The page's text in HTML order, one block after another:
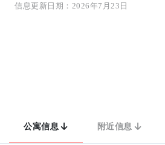
信息更新日期：2026年7月23日
公寓信息 附近信息